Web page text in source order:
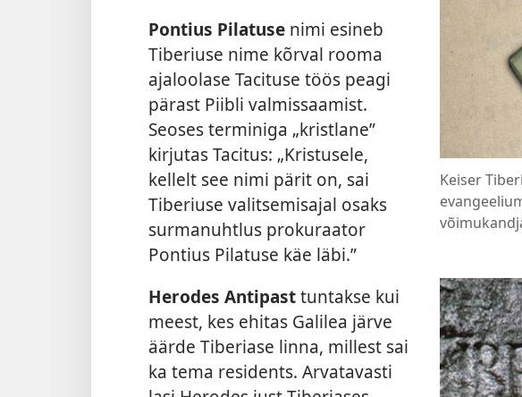
Keiser
Pontius Pilatuse nimi esineb
Tiberiuse nime kõrval rooma
ajaloolase Tacituse töös peagi
pärast Piibli valmissaamist.
Seoses terminiga „kristlane”
kirjutas Tacitus: „Kristusele,
kellelt see nimi pärit on, sai
Tiberiuse valitsemisajal osaks
surmanuhtlus prokuraator
Pontius Pilatuse käe läbi.”
Herodes Antipasttuntakse kui
meest, kes ehitas Galilea järve
äärde Tiberiase linna, millest sai
ka tema residents. Arvatavasti